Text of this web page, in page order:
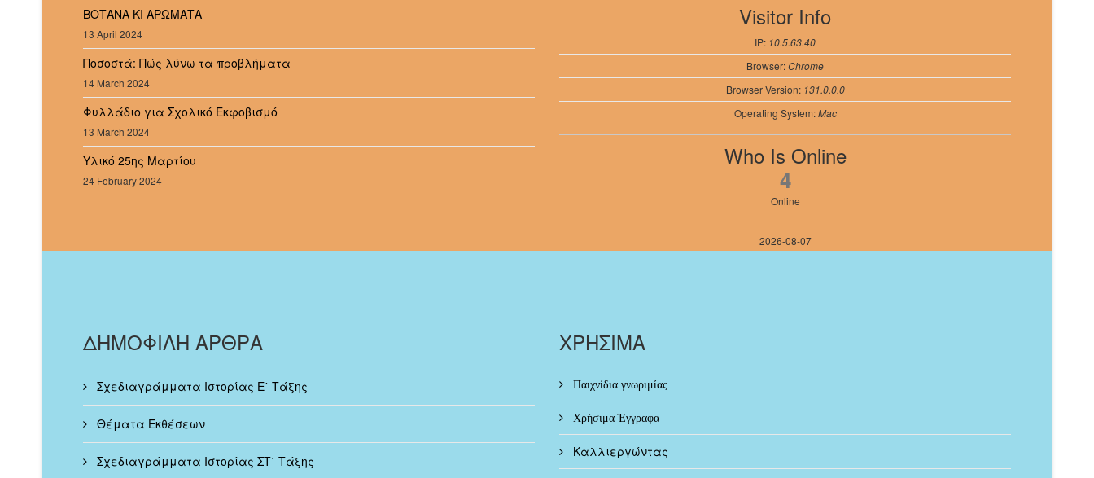
ΒΟΤΑΝΑ ΚΙ ΑΡΩΜΑΤΑ
13 April 2024
Ποσοστά: Πώς λύνω τα προβλήματα
14 March 2024
Φυλλάδιο για Σχολικό Εκφοβισμό
13 March 2024
Υλικό 25ης Μαρτίου
24 February 2024
Visitor Info
IP: 10.5.63.40
Browser:Chrome
Browser Version: 131.0.0.0
Operating System:Mac
Who Is Online
4
Online
2026-08-07
ΔΗΜΟΦΙΛΗ ΑΡΘΡΑ
Σχεδιαγράμματα Ιστορίας Ε΄ Τάξης
Θέματα Εκθέσεων
Σχεδιαγράμματα Ιστορίας ΣΤ΄ Τάξης
ΧΡΗΣΙΜΑ
Παιχνίδια γνωριμίας
Χρήσιμα Έγγραφα
Καλλιεργώντας